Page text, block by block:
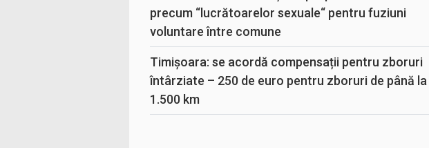
precum “lucrătoarelor sexuale“ pentru fuziuni
voluntare între comune
Timișoara: se acordă compensații pentru zboruri
întârziate – 250 de euro pentru zboruri de până la
1.500 km